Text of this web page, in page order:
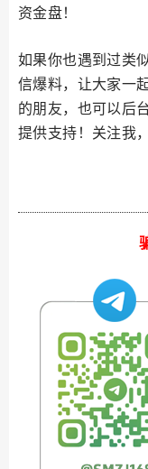
资金盘！
如果你也遇到过类
信爆料，让大家一
的朋友，也可以后
提供支持！关注我